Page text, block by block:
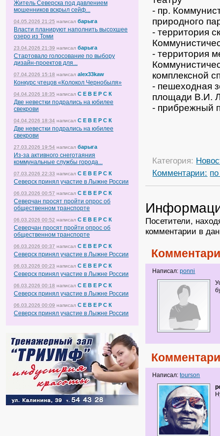
Житель Северска под давлением
мошенников вскрыл сейф...
04.05.2026 21:25 написал барыга
Власти планируют наполнить высохшее
озеро из Томи
23.04.2026 21:39 написал барыга
Стартовало голосование по выбору
дизайн-проектов для...
07.04.2026 15:18 написал alex33kaw
Конкурс чтецов «Колокол Чернобыля»
04.04.2026 18:35 написал С Е В Е Р С К
Две невестки подрались на юбилее
свекрови
04.04.2026 18:34 написал С Е В Е Р С К
Две невестки подрались на юбилее
свекрови
27.03.2026 19:54 написал барыга
Из-за активного снеготаяния
коммунальные службы города...
07.03.2026 22:33 написал С Е В Е Р С К
Северск принял участие в Лыжне России
06.03.2026 00:57 написал С Е В Е Р С К
Северчан просят пройти опрос об
общественном транспорте
06.03.2026 00:52 написал С Е В Е Р С К
Северчан просят пройти опрос об
общественном транспорте
06.03.2026 00:37 написал С Е В Е Р С К
Северск принял участие в Лыжне России
06.03.2026 00:23 написал С Е В Е Р С К
Северск принял участие в Лыжне России
06.03.2026 00:18 написал С Е В Е Р С К
Северск принял участие в Лыжне России
06.03.2026 00:09 написал С Е В Е Р С К
Северск принял участие в Лыжне России
- пр.
природного
- территория
- территория
комплексной
- пешеходная
площади В.И.
- прибрежный
Категория:
Комментарии:
Посетители,
комментарии в
Написал:ponni
Написал:tourson